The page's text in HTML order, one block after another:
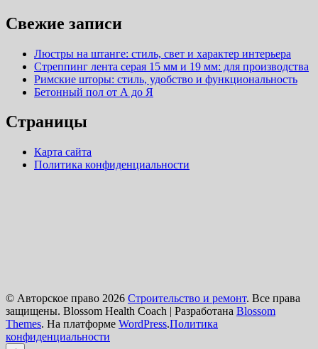
Свежие записи
Люстры на штанге: стиль, свет и характер интерьера
Стреппинг лента серая 15 мм и 19 мм: для производства
Римские шторы: стиль, удобство и функциональность
Бетонный пол от А до Я
Страницы
Карта сайта
Политика конфиденциальности
© Авторское право 2026 Строительство и ремонт. Все права
защищены. Blossom Health Coach | Разработана Blossom
Themes. На платформе WordPress.Политика
конфиденциальности